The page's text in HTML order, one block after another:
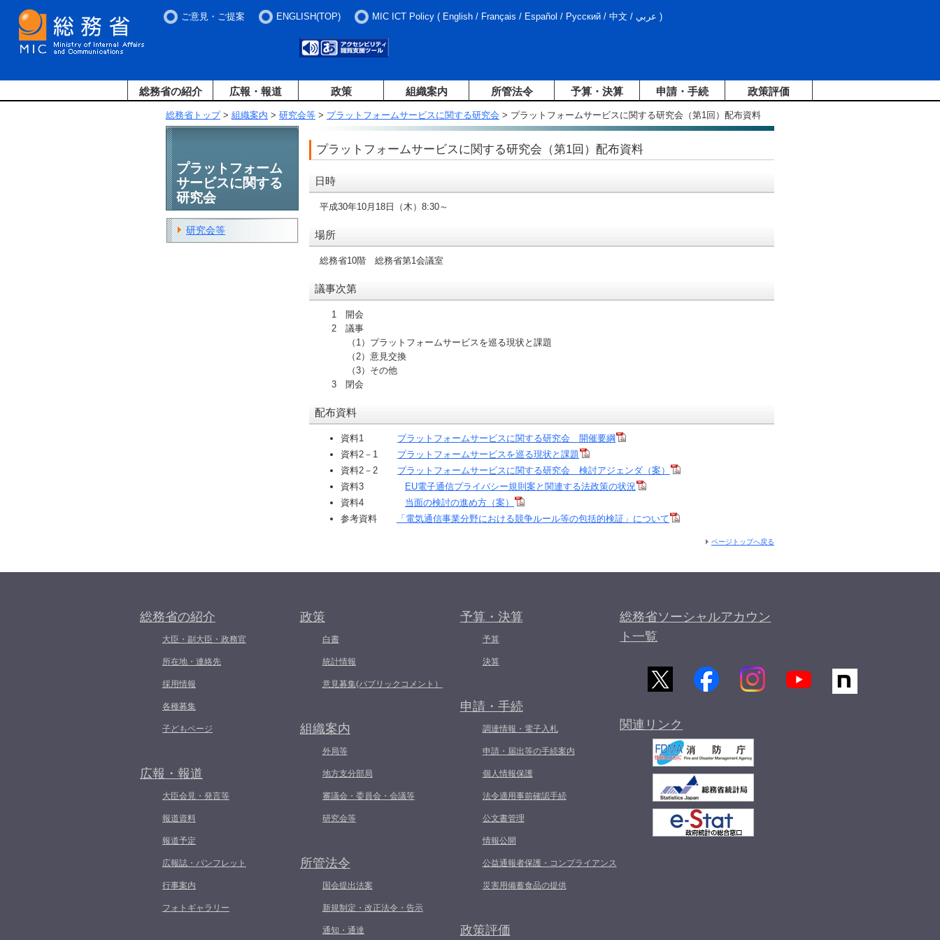
ご意見・ご提案 ENGLISH(TOP) MIC ICT Policy ( English / Français / Español / Русский / 中文 / عربي )
総務省の紹介 広報・報道 政策 組織案内 所管法令 予算・決算 申請・手続 政策評価
総務省トップ> 組織案内 > 研究会等 > プラットフォームサービスに関する研究会 > プラットフォームサービスに関する研究会（第1回）配布資料
プラットフォームサービスに関する研究会（第1回）配布資料
日時
平成30年10月18日（木）8:30～
場所
総務省10階 総務省第1会議室
議事次第
1 開会
2 議事
（1）プラットフォームサービスを巡る現状と課題
（2）意見交換
（3）その他
3 閉会
配布資料
資料1 プラットフォームサービスに関する研究会 開催要綱
資料2－1 プラットフォームサービスを巡る現状と課題
資料2－2 プラットフォームサービスに関する研究会 検討アジェンダ（案）
資料3
EU電子通信プライバシー規則案と関連する法政策の状況
資料4 当面の検討の進め方（案）
参考資料
「電気通信事業分野における競争ルール等の包括的検証」について
ページトップへ戻る
プラットフォーム
サービスに関する
研究会
研究会等
総務省の紹介
大臣・副大臣・政務官
所在地・連絡先
採用情報
各種募集
子どもページ
広報・報道
大臣会見・発言等
報道資料
報道予定
広報誌・パンフレット
行事案内
フォトギャラリー
政策
白書
統計情報
意見募集(パブリックコメント）
組織案内
外局等
地方支分部局
審議会・委員会・会議等
研究会等
所管法令
国会提出法案
新規制定・改正法令・告示
通知・通達
予算・決算
予算
決算
申請・手続
調達情報・電子入札
申請・届出等の手続案内
個人情報保護
法令適用事前確認手続
公文書管理
情報公開
公益通報者保護・コンプライアンス
災害用備蓄食品の提供
政策評価
総務省ソーシャルアカウン
ト一覧
関連リンク